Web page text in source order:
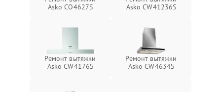
Asko CO4627S
Asko CW41236S
Ремонт вытяжки
Asko CW4176S
Ремонт вытяжки
Asko CW4634S